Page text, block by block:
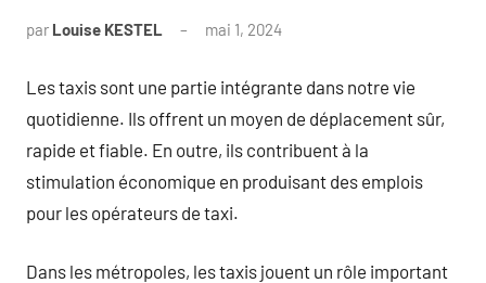
par Louise KESTEL mai 1, 2024
Les taxis sont une partie intégrante dans notre vie
quotidienne. Ils offrent un moyen de déplacement sûr,
rapide et fiable. En outre, ils contribuent à la
stimulation économique en produisant des emplois
pour les opérateurs de taxi.
Dans les métropoles, les taxis jouent un rôle important